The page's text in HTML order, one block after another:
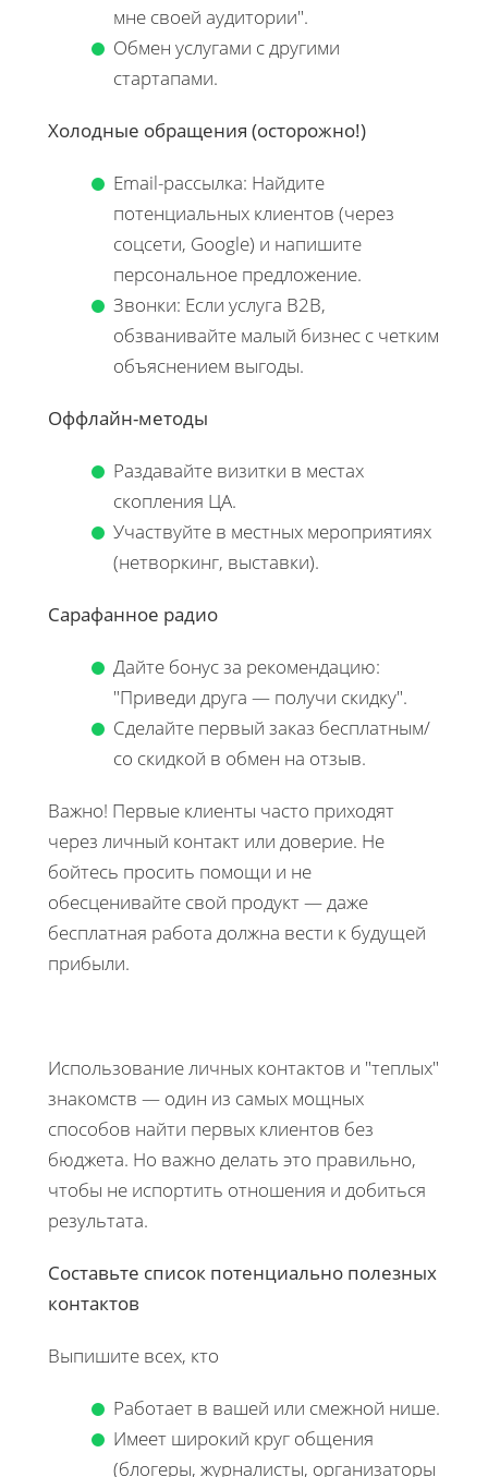
мне своей аудитории".
Обмен услугами с другими
стартапами.
Холодные обращения (осторожно!)
Email-рассылка: Найдите
потенциальных клиентов (через
соцсети, Google) и напишите
персональное предложение.
Звонки: Если услуга B2B,
обзванивайте малый бизнес с четким
объяснением выгоды.
Оффлайн-методы
Раздавайте визитки в местах
скопления ЦА.
Участвуйте в местных мероприятиях
(нетворкинг, выставки).
Сарафанное радио
Дайте бонус за рекомендацию:
"Приведи друга — получи скидку".
Сделайте первый заказ бесплатным/
со скидкой в обмен на отзыв.
Важно! Первые клиенты часто приходят
через личный контакт или доверие. Не
бойтесь просить помощи и не
обесценивайте свой продукт — даже
бесплатная работа должна вести к будущей
прибыли.
Использование личных контактов и "теплых"
знакомств — один из самых мощных
способов найти первых клиентов без
бюджета. Но важно делать это правильно,
чтобы не испортить отношения и добиться
результата.
Составьте список потенциально полезных
контактов
Выпишите всех, кто
Работает в вашей или смежной нише.
Имеет широкий круг общения
(блогеры, журналисты, организаторы